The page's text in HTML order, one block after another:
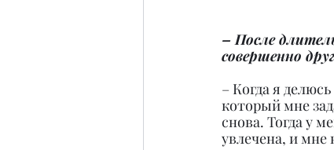
– После
совершенно
– Когда я
который мне
снова. Тогда у
увлечена, и мне